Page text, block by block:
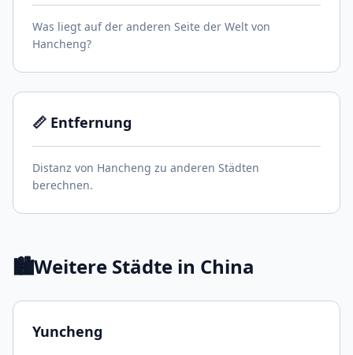
Was liegt auf der anderen Seite der Welt von
Hancheng?
📏 Entfernung
Distanz von Hancheng zu anderen Städten
berechnen.
🏙️Weitere Städte in China
Yuncheng